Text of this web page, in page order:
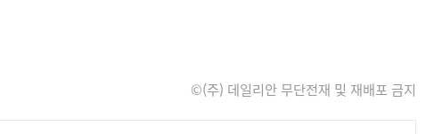
©(주) 데일리안 무단전재 및 재배포 금지